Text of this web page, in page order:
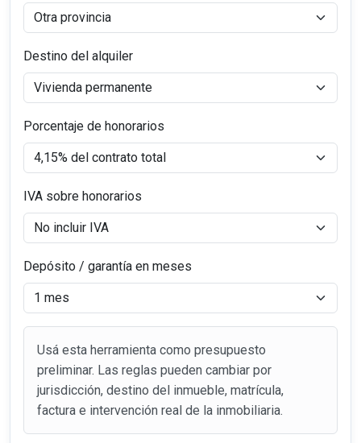
Destino del alquiler
Porcentaje de honorarios
IVA sobre honorarios
Depósito / garantía en meses
Usá esta herramienta como presupuesto
preliminar. Las reglas pueden cambiar por
jurisdicción, destino del inmueble, matrícula,
factura e intervención real de la inmobiliaria.